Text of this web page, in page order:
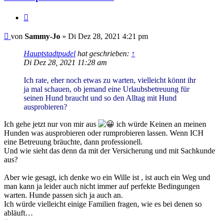
Beitrag
von Sammy-Jo » Di Dez 28, 2021 4:21 pm
Hauptstadtpudel hat geschrieben: ↑
Di Dez 28, 2021 11:28 am
Ich rate, eher noch etwas zu warten, vielleicht könnt ihr
ja mal schauen, ob jemand eine Urlaubsbetreuung für
seinen Hund braucht und so den Alltag mit Hund
ausprobieren?
Ich gehe jetzt nur von mir aus
ich würde Keinen an meinen
Hunden was ausprobieren oder rumprobieren lassen. Wenn ICH
eine Betreuung bräuchte, dann professionell.
Und wie sieht das denn da mit der Versicherung und mit Sachkunde
aus?
Aber wie gesagt, ich denke wo ein Wille ist , ist auch ein Weg und
man kann ja leider auch nicht immer auf perfekte Bedingungen
warten. Hunde passen sich ja auch an.
Ich würde vielleicht einige Familien fragen, wie es bei denen so
abläuft…